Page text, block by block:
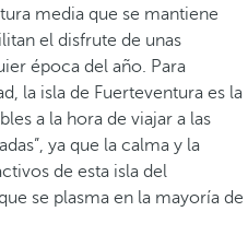
media que se mantiene
el disfrute de unas
época del año. Para
la isla de Fuerteventura es la
a la hora de viajar a las
ya que la calma y la
de esta isla del
se plasma en la mayoría de